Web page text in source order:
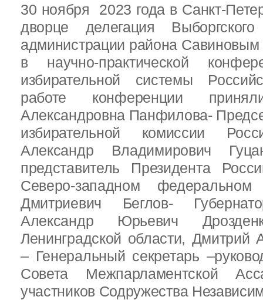
30 ноября 2023 года в Санкт-
дворце делегация
администрации района Савиновым
в научно-практической
избирательной системы
работе конференции
Александровна Панфилова-
избирательной комиссии
Александр Владимирович
представитель Президента
Северо-западном федеральном
Дмитриевич Беглов-
Александр Юрьевич
Ленинградской области, Дмитрий
– Генеральный секретарь
Совета Межпарламентской
участников Содружества